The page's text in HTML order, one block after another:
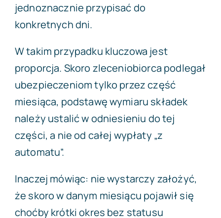
jednoznacznie przypisać do
konkretnych dni.
W takim przypadku kluczowa jest
proporcja. Skoro zleceniobiorca podlegał
ubezpieczeniom tylko przez część
miesiąca, podstawę wymiaru składek
należy ustalić w odniesieniu do tej
części, a nie od całej wypłaty „z
automatu”.
Inaczej mówiąc: nie wystarczy założyć,
że skoro w danym miesiącu pojawił się
choćby krótki okres bez statusu